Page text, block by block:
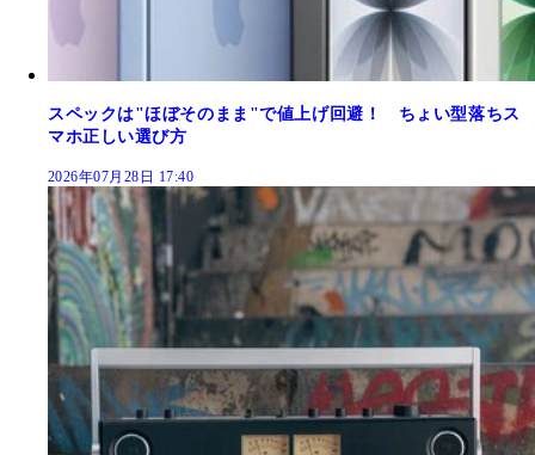
スペックは"ほぼそのまま"で値上げ回避！ ちょい型落ちス
マホ正しい選び方
2026年07月28日 17:40